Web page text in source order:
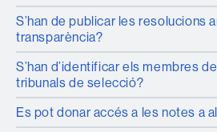
S’han de publicar les resolucions
transparència?
S’han d’identificar els membres
tribunals de selecció?
Es pot donar accés a les notes a